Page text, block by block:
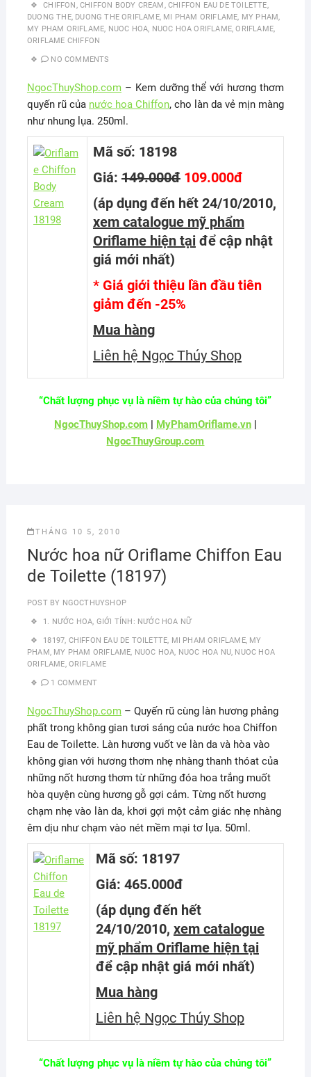
CHIFFON, CHIFFON BODY CREAM, CHIFFON EAU DE TOILETTE,
DUONG THE, DUONG THE ORIFLAME, MI PHAM ORIFLAME, MY PHAM,
MY PHAM ORIFLAME, NUOC HOA, NUOC HOA ORIFLAME,ORIFLAME,
ORIFLAME CHIFFON
NO COMMENTS
NgocThuyShop.com– Kem dưỡng thể với hương thơm
quyến rũ của nước hoa Chiffon, cho làn da vẻ mịn màng
như nhung lụa. 250ml.
Mã số: 18198
Giá: 149.000đ 109.000đ
(áp dụng đến hết 24/10/2010,
xem catalogue mỹ phẩm
Oriflame hiện tại để cập nhật
giá mới nhất)
* Giá giới thiệu lần đầu tiên
giảm đến -25%
Mua hàng
Liên hệ Ngọc Thúy Shop
“Chất lượng phục vụ là niềm tự hào của chúng tôi”
NgocThuyShop.com| MyPhamOriflame.vn|
NgocThuyGroup.com
THÁNG 10 5, 2010
Nước hoa nữ Oriflame Chiffon Eau
de Toilette (18197)
POST BY NGOCTHUYSHOP
1. NƯỚC HOA, GIỚI TÍNH: NƯỚC HOA NỮ
18197, CHIFFON EAU DE TOILETTE, MI PHAM ORIFLAME, MY
PHAM, MY PHAM ORIFLAME, NUOC HOA, NUOC HOA NU, NUOC HOA
ORIFLAME, ORIFLAME
1 COMMENT
NgocThuyShop.com– Quyến rũ cùng làn hương phảng
phất trong không gian tươi sáng của nước hoa Chiffon
Eau de Toilette. Làn hương vuốt ve làn da và hòa vào
không gian với hương thơm nhẹ nhàng thanh thóat của
những nốt hương thơm từ những đóa hoa trắng muốt
hòa quyện cùng hương gỗ gợi cảm. Từng nốt hương
chạm nhẹ vào làn da, khơi gợi một cảm giác nhẹ nhàng
êm dịu như chạm vào nét mềm mại tơ lụa. 50ml.
Mã số: 18197
Giá: 465.000đ
(áp dụng đến hết
24/10/2010, xem catalogue
mỹ phẩm Oriflame hiện tại
để cập nhật giá mới nhất)
Mua hàng
Liên hệ Ngọc Thúy Shop
“Chất lượng phục vụ là niềm tự hào của chúng tôi”